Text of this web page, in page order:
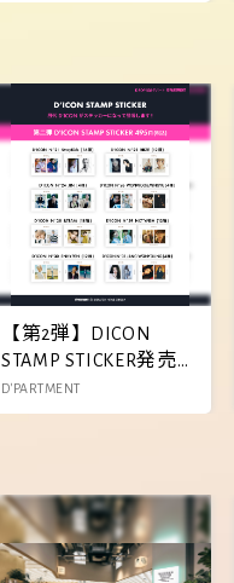
【第2弾】DICON
STAMP STICKER発売決
定!!
D'PARTMENT